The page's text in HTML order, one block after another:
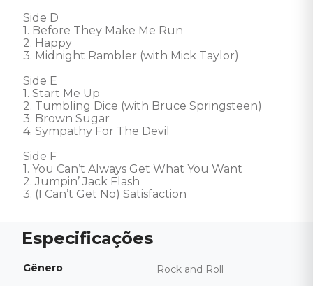
Side D
1. Before They Make Me Run
2. Happy
3. Midnight Rambler (with Mick Taylor)
Side E
1. Start Me Up
2. Tumbling Dice (with Bruce Springsteen)
3. Brown Sugar
4. Sympathy For The Devil
Side F
1. You Can’t Always Get What You Want
2. Jumpin’ Jack Flash
3. (I Can’t Get No) Satisfaction
Gênero Rock and Roll